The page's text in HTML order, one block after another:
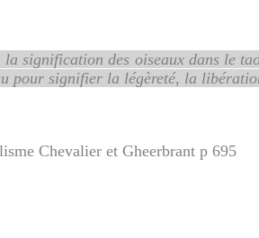
la signification des oiseaux dans le
pour signifier la légèreté, la
Chevalier et Gheerbrant p 695